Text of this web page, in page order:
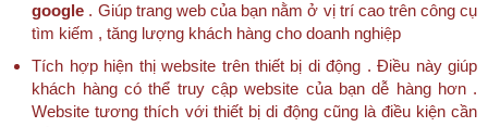
google . Giúp trang web của bạn nằm ở vị trí cao trên công cụ
tìm kiếm , tăng lượng khách hàng cho doanh nghiệp
Tích hợp hiện thị website trên thiết bị di động . Điều này giúp
khách hàng có thể truy cập website của bạn dễ hàng hơn .
Website tương thích với thiết bị di động cũng là điều kiện cần